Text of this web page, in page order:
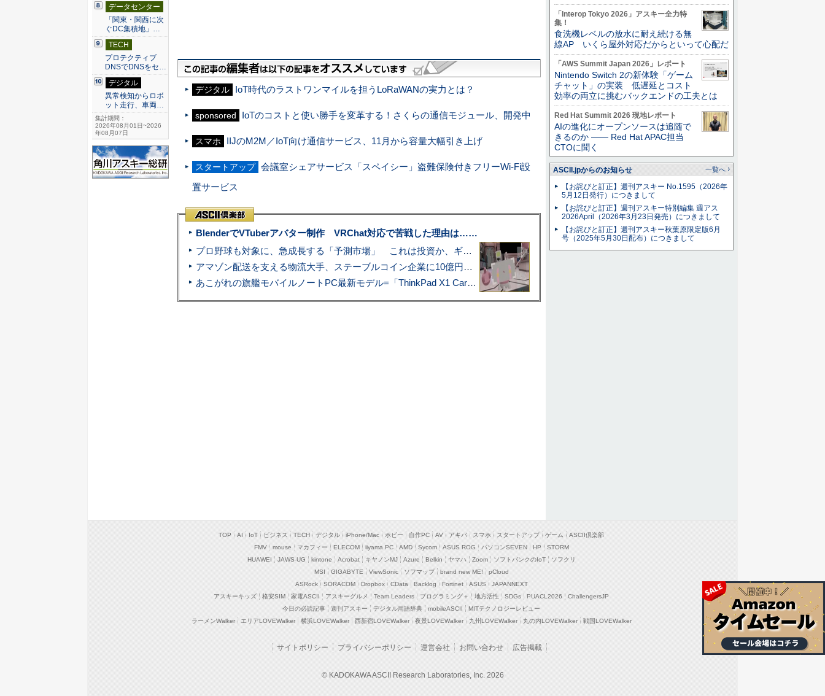
デジタル IoT時代のラストワンマイルを担うLoRaWANの実力とは？
sponsored IoTのコストと使い勝手を変革する！さくらの通信モジュール、開発中
スマホ IIJのM2M／IoT向け通信サービス、11月から容量大幅引き上げ
スタートアップ 会議室シェアサービス「スペイシー」盗難保険付きフリーWi-Fi設
置サービス
BlenderでVTuberアバター制作 VRChat対応で苦戦した理由は……
プロ野球も対象に、急成長する「予測市場」 これは投資か、ギャンブルか
アマゾン配送を支える物流大手、ステーブルコイン企業に10億円投資のワケ
あこがれの旗艦モバイルノートPC最新モデル=「ThinkPad X1 Carbon Gen 14 Aura Edition」実機レビュー
データセンター
「関東・関西に次
ぐDC集積地」…
TECH
プロテクティブ
DNSでDNSをセ…
デジタル
異常検知からロボ
ット走行、車両…
集計期間：
2026年08月01日~2026
年08月07日
「Interop Tokyo 2026」アスキー全力特
集！
食洗機レベルの放水に耐え続ける無
線AP いくら屋外対応だからといって心配だ
「AWS Summit Japan 2026」レポート
Nintendo Switch 2の新体験「ゲーム
チャット」の実装 低遅延とコスト
効率の両立に挑むバックエンドの工夫とは
Red Hat Summit 2026 現地レポート
AIの進化にオープンソースは追随で
きるのか ―― Red Hat APAC担当
CTOに聞く
ASCII.jpからのお知らせ 一覧へ
【お詫びと訂正】週刊アスキー No.1595（2026年
5月12日発行）につきまして
【お詫びと訂正】週刊アスキー特別編集 週アス
2026April（2026年3月23日発売）につきまして
【お詫びと訂正】週刊アスキー秋葉原限定版6月
号（2025年5月30日配布）につきまして
TOP AI IoT ビジネス TECH デジタル iPhone/Mac ホビー 自作PC AV アキバ スマホ スタートアップ ゲーム
ASCII倶楽部
FMV
mouse マカフィー ELECOM iiyama PC AMD Sycom ASUS ROG パソコンSEVEN HP
STORM
HUAWEI
JAWS-UG kintone Acrobat キヤノンMJ Azure Belkin ヤマハ Zoom ソフトバンクのIoT
ソフクリ
MSI
GIGABYTE ViewSonic ソフマップ brand new ME!
pCloud
ASRock
SORACOM Dropbox CData Backlog Fortinet ASUS
JAPANNEXT
アスキーキッズ
格安SIM 家電ASCII アスキーグルメ Team Leaders プログラミング＋ 地方活性 SDGs PUACL2026
ChallengersJP
今日の必読記事
週刊アスキー デジタル用語辞典 mobileASCII
MITテクノロジーレビュー
ラーメンWalker
エリアLOVEWalker 横浜LOVEWalker 西新宿LOVEWalker 夜景LOVEWalker 九州LOVEWalker 丸の内LOVEWalker 戦国LOVEWalker
サイトポリシー プライバシーポリシー 運営会社 お問い合わせ 広告掲載
© KADOKAWA ASCII Research Laboratories, Inc. 2026